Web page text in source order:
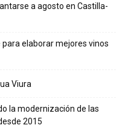
a agosto en Castilla-
para elaborar mejores vinos
Viura
la modernización de las
2015